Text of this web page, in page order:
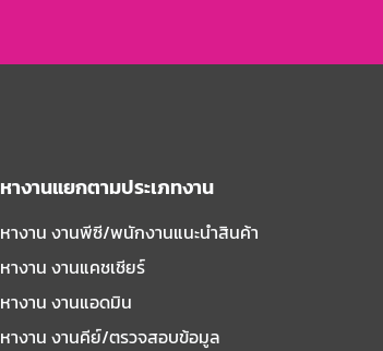
หางานแยกตามประเภทงาน
หางาน งานพีซี/พนักงานแนะนําสินค้า
หางาน งานแคชเชียร์
หางาน งานแอดมิน
หางาน งานคีย์/ตรวจสอบข้อมูล